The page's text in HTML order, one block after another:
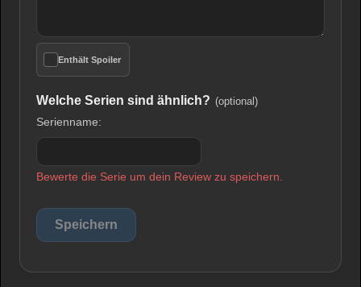
Enthält Spoiler
Welche Serien sind ähnlich? (optional)
Serienname:
Bewerte die Serie um dein Review zu speichern.